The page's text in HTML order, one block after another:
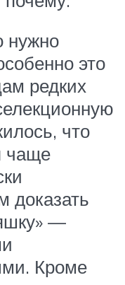
нужно
это
редких
что
чаще
доказать
—
Кроме